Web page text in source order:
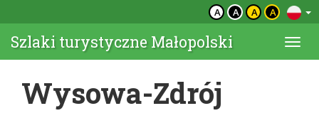
A A A A
Szlaki turystyczne Małopolski
Wysowa-Zdrój